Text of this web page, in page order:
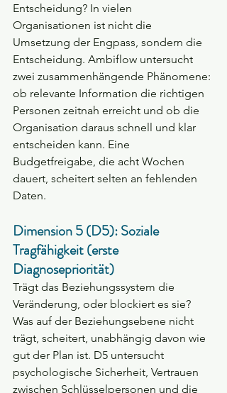
Entscheidung? In vielen
Organisationen ist nicht die
Umsetzung der Engpass, sondern die
Entscheidung. Ambiflow untersucht
zwei zusammenhängende Phänomene:
ob relevante Information die richtigen
Personen zeitnah erreicht und ob die
Organisation daraus schnell und klar
entscheiden kann. Eine
Budgetfreigabe, die acht Wochen
dauert, scheitert selten an fehlenden
Daten.
Dimension 5 (D5): Soziale
Tragfähigkeit (erste
Diagnosepriorität)
Trägt das Beziehungssystem die
Veränderung, oder blockiert es sie?
Was auf der Beziehungsebene nicht
trägt, scheitert, unabhängig davon wie
gut der Plan ist. D5 untersucht
psychologische Sicherheit, Vertrauen
zwischen Schlüsselpersonen und die